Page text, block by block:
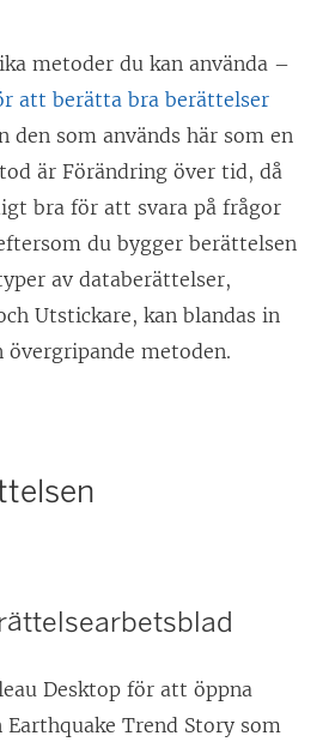
r
metoder du kan använda –
att berätta bra berättelser
den som används här som en
är Förändring över tid, då
bra för att svara på frågor
du bygger berättelsen
av databerättelser,
Utstickare, kan blandas in
metoden.
Desktop för att öppna
Earthquake Trend Story som